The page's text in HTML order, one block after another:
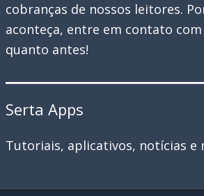
cobranças de nossos leitores.
aconteça, entre em contato
quanto antes!
Serta Apps
Tutoriais, aplicativos, notícias e